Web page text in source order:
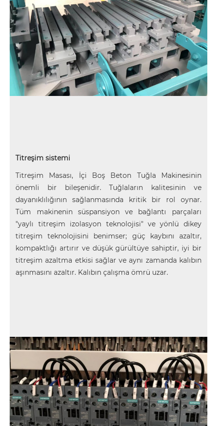
Titreşim sistemi
Titreşim Masası, İçi Boş Beton Tuğla Makinesinin
önemli bir bileşenidir. Tuğlaların kalitesinin ve
dayanıklılığının sağlanmasında kritik bir rol oynar.
Tüm makinenin süspansiyon ve bağlantı parçaları
"yaylı titreşim izolasyon teknolojisi" ve yönlü dikey
titreşim teknolojisini benimser; güç kaybını azaltır,
kompaktlığı artırır ve düşük gürültüye sahiptir, iyi bir
titreşim azaltma etkisi sağlar ve aynı zamanda kalıbın
aşınmasını azaltır. Kalıbın çalışma ömrü uzar.